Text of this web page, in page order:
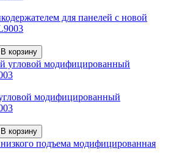
для панелей с новой
В корзину
модифицированный
В корзину